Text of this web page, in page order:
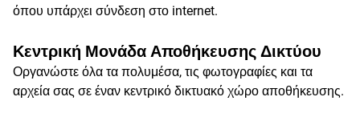
όπου υπάρχει σύνδεση στο internet.
Κεντρική Μονάδα Αποθήκευσης Δικτύου
Οργανώστε όλα τα πολυμέσα, τις φωτογραφίες και τα
αρχεία σας σε έναν κεντρικό δικτυακό χώρο αποθήκευσης.